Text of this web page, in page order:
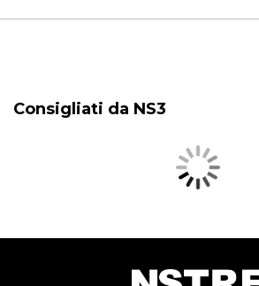
Consigliati da NS3